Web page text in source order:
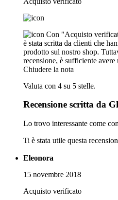
Con "Acquisto
è stata scritta da clienti che
prodotto sul nostro shop.
recensione, è sufficiente
Chiudere la nota
Valuta con 4 su 5 stelle.
Recensione scritta da
Lo trovo interessante come
Ti è stata utile questa
Eleonora
15 novembre 2018
Acquisto verificato